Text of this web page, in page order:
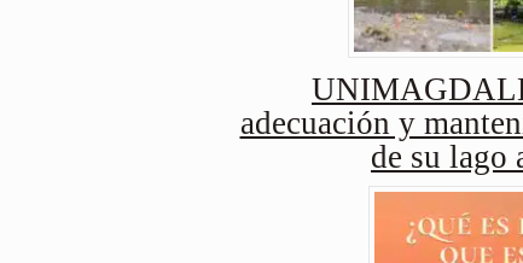
adecuación y
de su